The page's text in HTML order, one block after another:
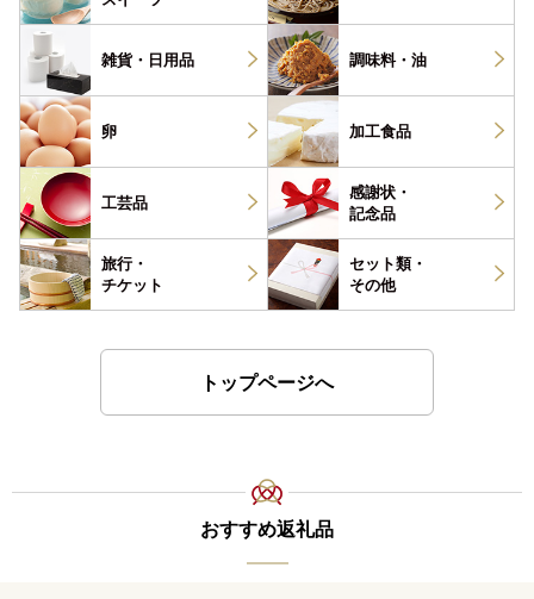
雑貨・ 日用品 調味料・ 油
卵 加工食品
工芸品
感謝状・
記念品
旅行・
チケット
セット類・
その他
トップページへ
おすすめ返礼品